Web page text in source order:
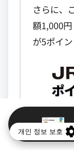
さらに、
額1,000
が5ポイン